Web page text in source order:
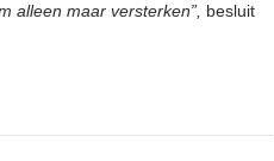
alleen maar versterken”, besluit